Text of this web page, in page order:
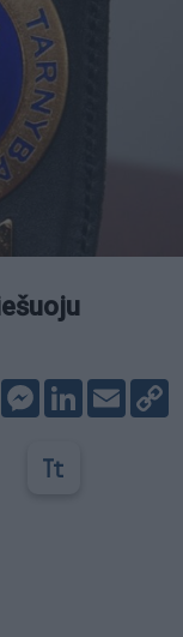
FacebookMessenger
LinkedIn
Email